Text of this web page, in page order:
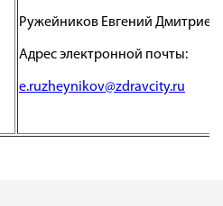
Ружейников Евгений
Адрес электронной почты:
e.ruzheynikov@zdravcity.ru